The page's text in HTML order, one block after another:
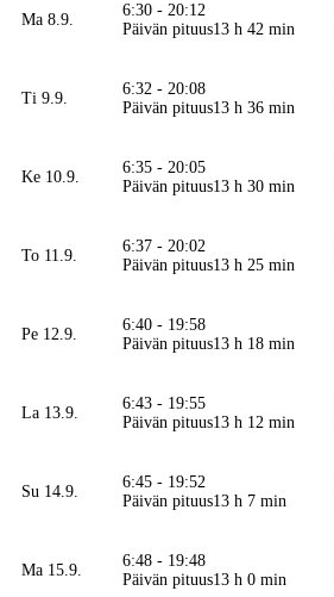
Ma 8.9.
6:30 - 20:12
Päivän pituus13 h 42 min
Ti 9.9.
6:32 - 20:08
Päivän pituus13 h 36 min
Ke 10.9.
6:35 - 20:05
Päivän pituus13 h 30 min
To 11.9.
6:37 - 20:02
Päivän pituus13 h 25 min
Pe 12.9.
6:40 - 19:58
Päivän pituus13 h 18 min
La 13.9.
6:43 - 19:55
Päivän pituus13 h 12 min
Su 14.9.
6:45 - 19:52
Päivän pituus13 h 7 min
Ma 15.9.
6:48 - 19:48
Päivän pituus13 h 0 min